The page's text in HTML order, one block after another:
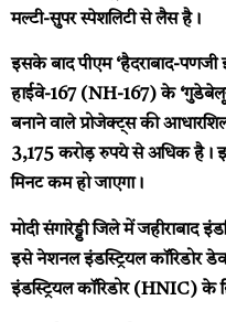
मल्टी-सुपर स्पेशलिटी से लैस है।
इसके बाद पीएम ‘हैदराबाद-पणजी
हाईवे-167 (NH-167) के
बनाने वाले प्रोजेक्ट्स की
3,175 करोड़ रुपये से अधिक है।
मिनट कम हो जाएगा।
मोदी संगारेड्डी जिले में जहीराबाद
इसे नेशनल इंडस्ट्रियल कॉरिडोर
इंडस्ट्रियल कॉरिडोर (HNIC) के